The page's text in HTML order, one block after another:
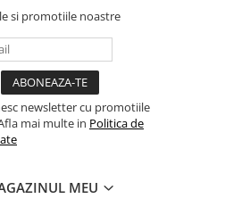
si promotiile noastre
newsletter cu promotiile
mai multe in Politica de
MEU